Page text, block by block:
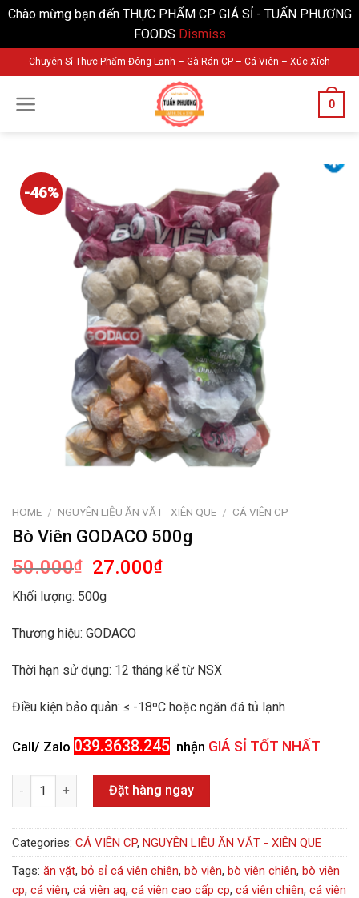
Chào mừng bạn đến THỰC PHẨM CP GIÁ SỈ - TUẤN PHƯƠNG
FOODS Dismiss
to
content
Chuyên Sỉ Thực Phẩm Đông Lạnh – Gà Rán CP – Cá Viên – Xúc Xích
0
-46%
HOME / NGUYÊN LIỆU ĂN VĂT - XIÊN QUE / CÁ VIÊN CP
Bò Viên GODACO 500g
50.000₫ 27.000₫
Khối lượng: 500g
Thương hiệu: GODACO
Thời hạn sử dụng: 12 tháng kể từ NSX
Điều kiện bảo quản: ≤ -18ºC hoặc ngăn đá tủ lạnh
Call/ Zalo 039.3638.245 nhận GIÁ SỈ TỐT NHẤT
Quantity Đặt hàng ngay
Categories: CÁ VIÊN CP, NGUYÊN LIỆU ĂN VĂT - XIÊN QUE
Tags: ăn vặt, bỏ sỉ cá viên chiên, bò viên, bò viên chiên, bò viên
cp, cá viên, cá viên aq, cá viên cao cấp cp, cá viên chiên, cá viên